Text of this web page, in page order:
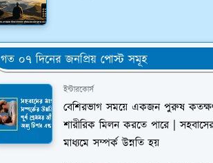
গত ০৭ দিনের জনপ্রিয় পোস্ট সমূহ
ইন্টারকোর্স
বেশিরভাগ সময়ে একজন পুরুষ
শারীরিক মিলন করতে পারে |
মাধ্যমে সম্পর্ক উন্নতি হয়